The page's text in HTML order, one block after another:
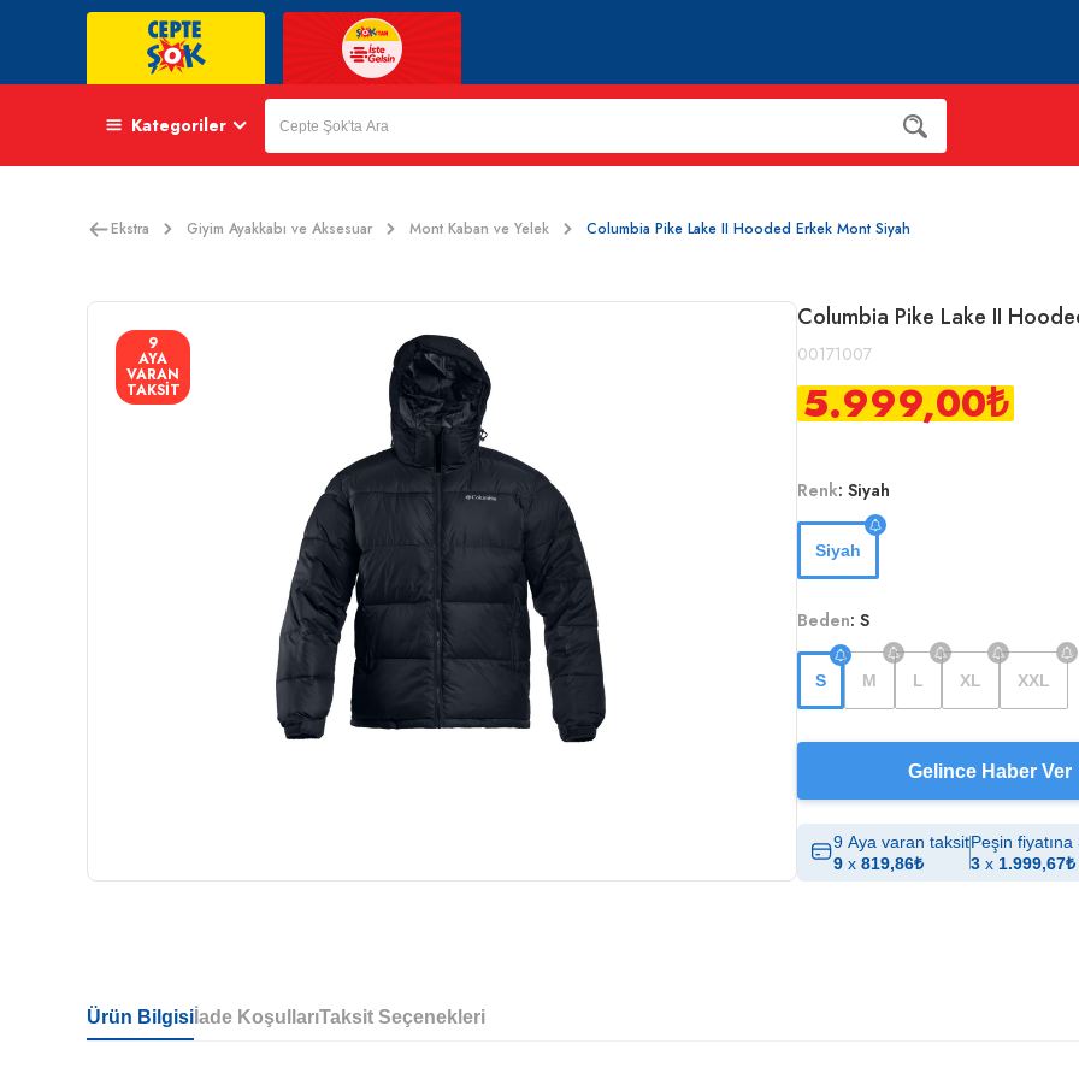
Kategoriler
Ekstra Giyim Ayakkabı ve Aksesuar Mont Kaban ve Yelek Columbia Pike Lake II Hooded Erkek Mont Siyah
9
AYA
VARAN
TAKSİT
Columbia Pike Lake II
00171007
5.999,00₺
Renk: Siyah
Siyah
Beden: S
S M L XL XXL
Gelince Haber Ver
9 Aya varan taksit
9 x 819,86₺
Peşin
3 x 1.999,67₺
Ürün Bilgisi İade KoşullarıTaksit Seçenekleri